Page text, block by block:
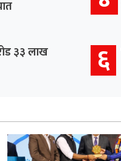
३३ लाख
६